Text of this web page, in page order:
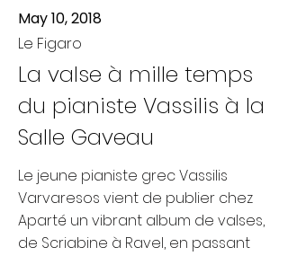
May 10, 2018
Le Figaro
La valse à mille temps
du pianiste Vassilis à la
Salle Gaveau
Le jeune pianiste grec Vassilis
Varvaresos vient de publier chez
Aparté un vibrant album de valses,
de Scriabine à Ravel, en passant